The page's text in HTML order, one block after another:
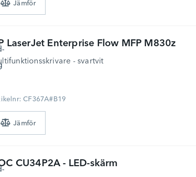
LaserJet Enterprise Flow MFP M830z
- svartvit
CF367A#B19
CU34P2A - LED-skärm